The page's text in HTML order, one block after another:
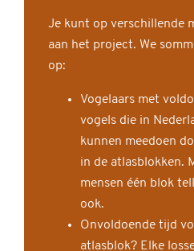
Je kunt op verschillende
aan het project. We
op:
Vogelaars met
vogels die in
kunnen meedoen
in de atlasblokken.
mensen één blok
ook.
Onvoldoende tijd
atlasblok? Elke